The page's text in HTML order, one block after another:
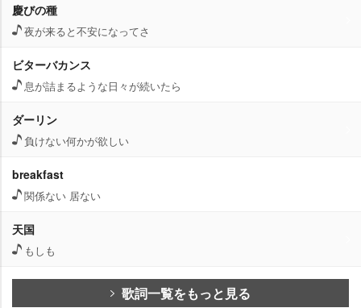
慶びの種
夜が来ると不安になってさ
ビターバカンス
息が詰まるような日々が続いたら
ダーリン
負けない何かが欲しい
breakfast
関係ない 居ない
天国
もしも
歌詞一覧をもっと見る